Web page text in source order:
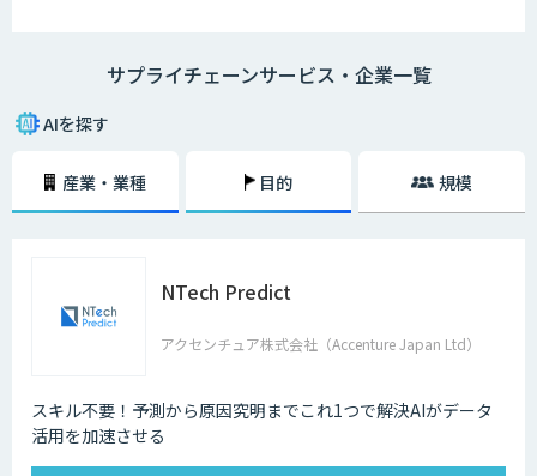
での一連の流れ、サプライチェーン全体を捉えて情報を共有、連携し、最
した。AIは需要や売上の予測をはじめ、さまざまなシーンで活用できま
す。工場や倉庫では良品と不良品の検知、店舗ではAIカメラを設置して来
サプライチェーンサービス・企業一覧
AIを探す
産業・業種 目的 規模
NTech Predict
アクセンチュア株式会社（Accenture Japan Ltd）
スキル不要！予測から原因究明までこれ1つで解決AIがデータ
活用を加速させる